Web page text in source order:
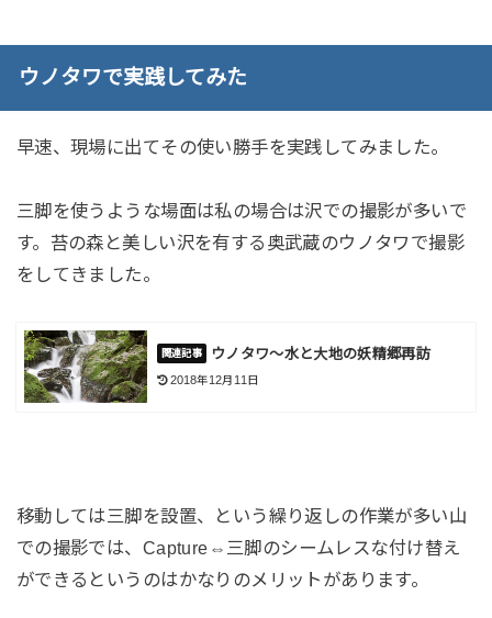
ウノタワで実践してみた
早速、現場に出てその使い勝手を実践してみました。
三脚を使うような場面は私の場合は沢での撮影が多いで
す。苔の森と美しい沢を有する奥武蔵のウノタワで撮影
をしてきました。
ウノタワ～水と大地の妖精郷再訪
2018年12月11日
移動しては三脚を設置、という繰り返しの作業が多い山
での撮影では、Capture⇔三脚のシームレスな付け替え
ができるというのはかなりのメリットがあります。